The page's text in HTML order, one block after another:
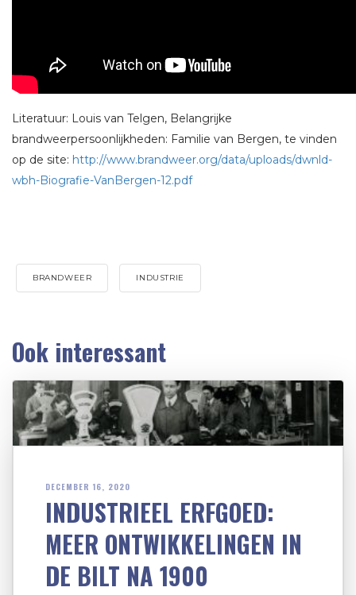
Literatuur: Louis van Telgen, Belangrijke
brandweerpersoonlijkheden: Familie van Bergen, te vinden
op de site: http://www.brandweer.org/data/uploads/dwnld-
wbh-Biografie-VanBergen-12.pdf
BRANDWEER INDUSTRIE
Ook interessant
DECEMBER 16, 2020
INDUSTRIEEL ERFGOED:
MEER ONTWIKKELINGEN IN
DE BILT NA 1900